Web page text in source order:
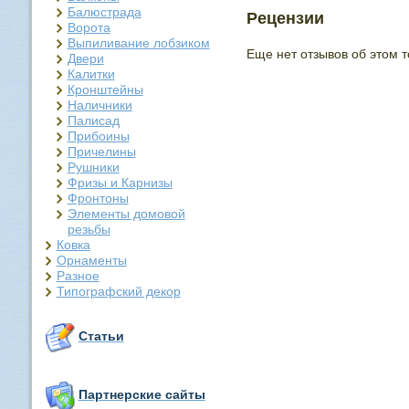
Балюстрада
Ворота
Выпиливание лобзиком
Двери
Калитки
Кронштейны
Наличники
Палисад
Прибоины
Причелины
Рушники
Фризы и Карнизы
Фронтоны
Элементы домовой
резьбы
Ковка
Орнаменты
Разное
Типографский декор
Статьи
Партнерские сайты
Рецензии
Еще нет отзывов об этом